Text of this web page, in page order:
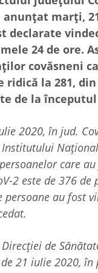
anunțat marți,
declarate
24 de ore.
covăsneni
la 281, din
de la
2020, în jud.
care
2 este de 376 de
persoane au fost
de
21 iulie 2020, în